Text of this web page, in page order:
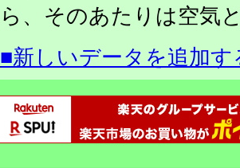
ら、そのあたりは空気
■新しいデータを追加す